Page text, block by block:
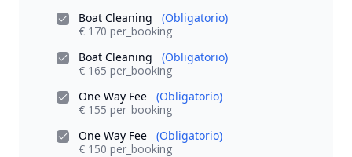
Boat Cleaning
(Obligatorio)
€ 170 per_booking
Boat Cleaning
(Obligatorio)
€ 165 per_booking
One Way Fee
(Obligatorio)
€ 155 per_booking
One Way Fee
(Obligatorio)
€ 150 per_booking